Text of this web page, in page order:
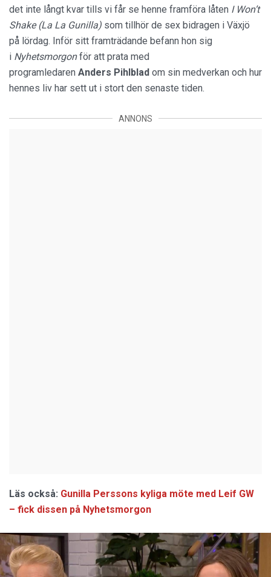
det inte långt kvar tills vi får se henne framföra låten I Won’t
Shake (La La Gunilla) som tillhör de sex bidragen i Växjö
på lördag. Inför sitt framträdande befann hon sig
i Nyhetsmorgonför att prata med
programledaren Anders Pihlblad om sin medverkan och hur
hennes liv har sett ut i stort den senaste tiden.
ANNONS
Läs också: Gunilla Perssons kyliga möte med Leif GW
– fick dissen på Nyhetsmorgon